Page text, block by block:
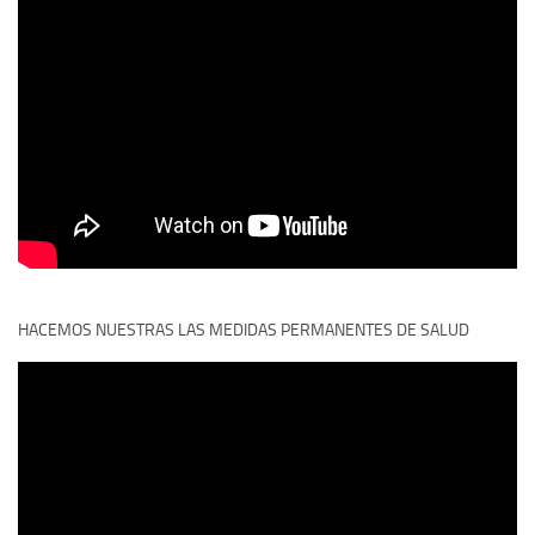
HACEMOS NUESTRAS LAS MEDIDAS PERMANENTES DE SALUD